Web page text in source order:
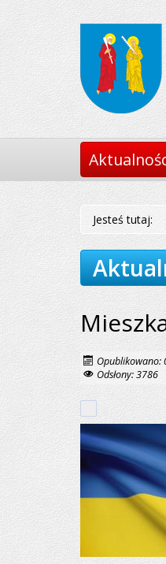
Przejdź
do
menu
Przejdź
do
treści
Jesteś tutaj:
Opublikowano:
Odsłony: 3786